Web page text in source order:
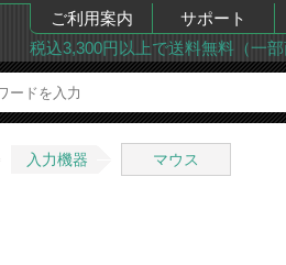
ご利用案内 サポート
税込3,300円以上で送料無料（一
入力機器 マウス